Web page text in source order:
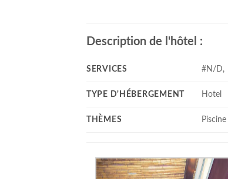
Description de l'hôtel :
SERVICES #N/D,
TYPE D'HÉBERGEMENT Hotel
THÈMES Piscine